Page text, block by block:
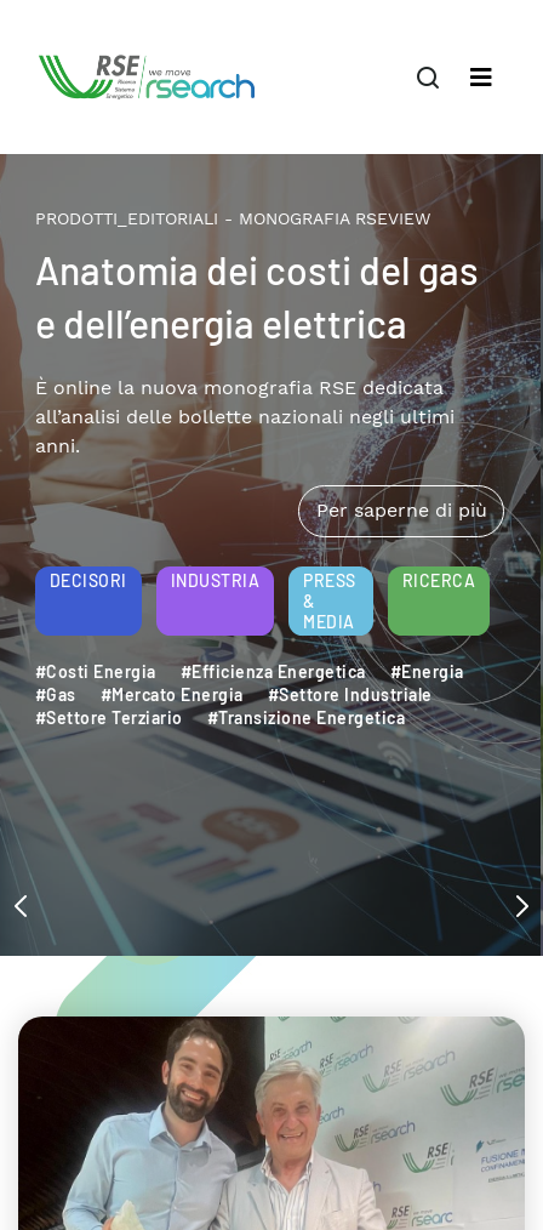
PRODOTTI_EDITORIALI - MONOGRAFIA RSEVIEW
Il terziario privato nella
transizione energetica:
patrimonio edilizio,
consumi e soluzioni
Disponibile online la nuova monografia RSE che
approfondisce i temi della riqualificazione
energetica e della sostenibilità aziendale.
Per saperne di più
DECISORI INDUSTRIA
PRESS
&
MEDIA
RICERCA
#Decarbonizzazione
#Efficienza Energetica
#Settore Industriale
#Settore Terziario
#Sostenibilità Ambientale
#Sviluppo Sostenibile
#Transizione Energetica